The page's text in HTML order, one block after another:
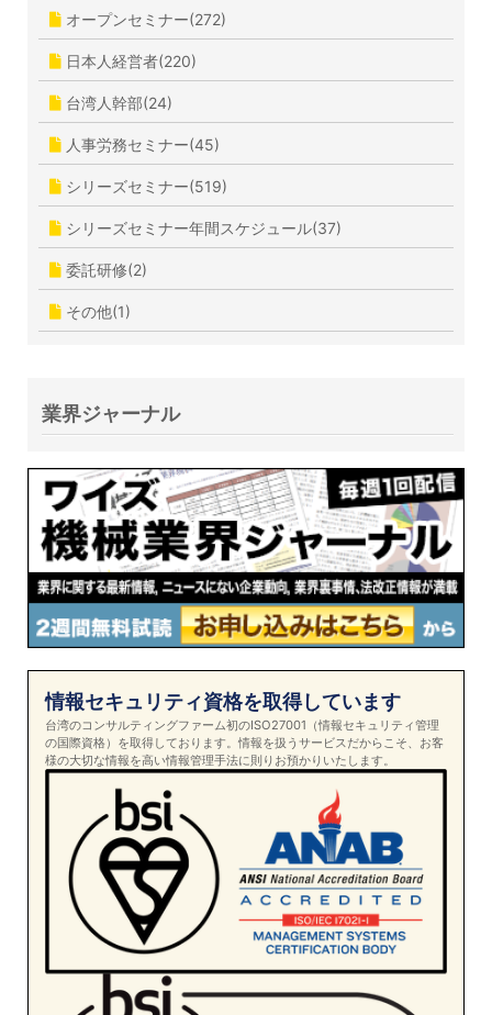
オープンセミナー(272)
日本人経営者(220)
台湾人幹部(24)
人事労務セミナー(45)
シリーズセミナー(519)
シリーズセミナー年間スケジュール(37)
委託研修(2)
その他(1)
業界ジャーナル
情報セキュリティ資格を取得しています
台湾のコンサルティングファーム初のISO27001（情報セキュリティ管理
の国際資格）を取得しております。情報を扱うサービスだからこそ、お客
様の大切な情報を高い情報管理手法に則りお預かりいたします。